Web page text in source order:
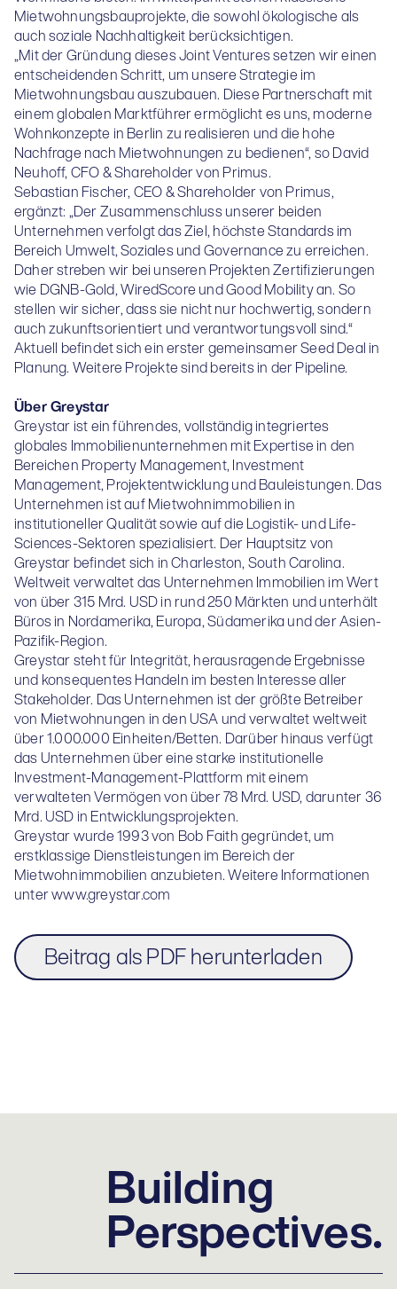
Mietwohnungsbauprojekte, die sowohl ökologische als
auch soziale Nachhaltigkeit berücksichtigen.
„Mit der Gründung dieses Joint Ventures setzen wir einen
entscheidenden Schritt, um unsere Strategie im
Mietwohnungsbau auszubauen. Diese Partnerschaft mit
einem globalen Marktführer ermöglicht es uns, moderne
Wohnkonzepte in Berlin zu realisieren und die hohe
Nachfrage nach Mietwohnungen zu bedienen“, so David
Neuhoff, CFO & Shareholder von Primus.
Sebastian Fischer, CEO & Shareholder von Primus,
ergänzt: „Der Zusammenschluss unserer beiden
Unternehmen verfolgt das Ziel, höchste Standards im
Bereich Umwelt, Soziales und Governance zu erreichen.
Daher streben wir bei unseren Projekten Zertifizierungen
wie DGNB-Gold, WiredScore und Good Mobility an. So
stellen wir sicher, dass sie nicht nur hochwertig, sondern
auch zukunftsorientiert und verantwortungsvoll sind.“
Aktuell befindet sich ein erster gemeinsamer Seed Deal in
Planung. Weitere Projekte sind bereits in der Pipeline.
Über Greystar
Greystar ist ein führendes, vollständig integriertes
globales Immobilienunternehmen mit Expertise in den
Bereichen Property Management, Investment
Management, Projektentwicklung und Bauleistungen. Das
Unternehmen ist auf Mietwohnimmobilien in
institutioneller Qualität sowie auf die Logistik- und Life-
Sciences-Sektoren spezialisiert. Der Hauptsitz von
Greystar befindet sich in Charleston, South Carolina.
Weltweit verwaltet das Unternehmen Immobilien im Wert
von über 315 Mrd. USD in rund 250 Märkten und unterhält
Büros in Nordamerika, Europa, Südamerika und der Asien-
Pazifik-Region.
Greystar steht für Integrität, herausragende Ergebnisse
und konsequentes Handeln im besten Interesse aller
Stakeholder. Das Unternehmen ist der größte Betreiber
von Mietwohnungen in den USA und verwaltet weltweit
über 1.000.000 Einheiten/Betten. Darüber hinaus verfügt
das Unternehmen über eine starke institutionelle
Investment-Management-Plattform mit einem
verwalteten Vermögen von über 78 Mrd. USD, darunter 36
Mrd. USD in Entwicklungsprojekten.
Greystar wurde 1993 von Bob Faith gegründet, um
erstklassige Dienstleistungen im Bereich der
Mietwohnimmobilien anzubieten. Weitere Informationen
unterwww.greystar.com
Beitrag als PDF herunterladen
Building
Perspectives.